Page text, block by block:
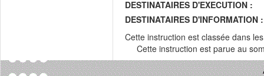
DESTINATAIRES D'EXECUTION :
DESTINATAIRES D'INFORMATION :
Cette instruction est classée dans
Cette instruction est parue au